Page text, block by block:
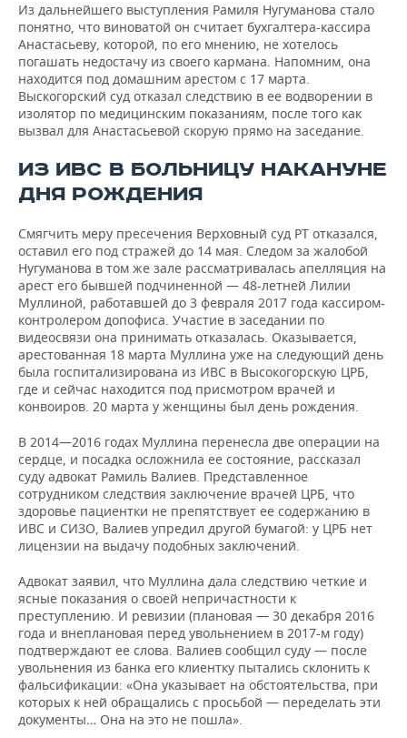
Из дальнейшего выступления Рамиля Нугуманова стало
понятно, что виноватой он считает бухгалтера-кассира
Анастасьеву, которой, по его мнению, не хотелось
погашать недостачу из своего кармана. Напомним, она
находится под домашним арестом с 17 марта.
Выскогорский суд отказал следствию в ее водворении в
изолятор по медицинским показаниям, после того как
вызвал для Анастасьевой скорую прямо на заседание.
ИЗ ИВС В БОЛЬНИЦУ НАКАНУНЕ
ДНЯ РОЖДЕНИЯ
Смягчить меру пресечения Верховный суд РТ отказался,
оставил его под стражей до 14 мая. Следом за жалобой
Нугуманова в том же зале рассматривалась апелляция на
арест его бывшей подчиненной — 48-летней Лилии
Муллиной, работавшей до 3 февраля 2017 года кассиром-
контролером допофиса. Участие в заседании по
видеосвязи она принимать отказалась. Оказывается,
арестованная 18 марта Муллина уже на следующий день
была госпитализирована из ИВС в Высокогорскую ЦРБ,
где и сейчас находится под присмотром врачей и
конвоиров. 20 марта у женщины был день рождения.
В 2014—2016 годах Муллина перенесла две операции на
сердце, и посадка осложнила ее состояние, рассказал
суду адвокат Рамиль Валиев. Представленное
сотрудником следствия заключение врачей ЦРБ, что
здоровье пациентки не препятствует ее содержанию в
ИВС и СИЗО, Валиев упредил другой бумагой: у ЦРБ нет
лицензии на выдачу подобных заключений.
Адвокат заявил, что Муллина дала следствию четкие и
ясные показания о своей непричастности к
преступлению. И ревизии (плановая — 30 декабря 2016
года и внеплановая перед увольнением в 2017-м году)
подтверждают ее слова. Валиев сообщил суду — после
увольнения из банка его клиентку пытались склонить к
фальсификации: «Она указывает на обстоятельства, при
которых к ней обращались с просьбой — переделать эти
документы… Она на это не пошла».